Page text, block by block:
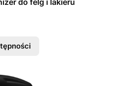
do felg i lakieru